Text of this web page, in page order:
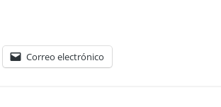
Correo electrónico